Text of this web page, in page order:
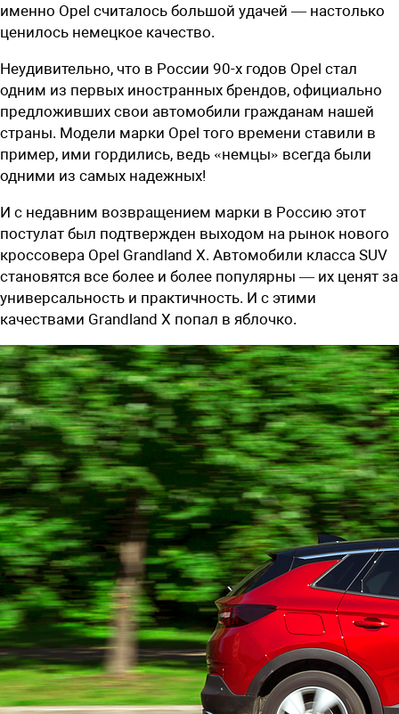
именно Opel считалось большой удачей — настолько
ценилось немецкое качество.
Неудивительно, что в России 90-х годов Opel стал
одним из первых иностранных брендов, официально
предложивших свои автомобили гражданам нашей
страны. Модели марки Opel того времени ставили в
пример, ими гордились, ведь «немцы» всегда были
одними из самых надежных!
И с недавним возвращением марки в Россию этот
постулат был подтвержден выходом на рынок нового
кроссовера Opel Grandland X. Автомобили класса SUV
становятся все более и более популярны — их ценят за
универсальность и практичность. И с этими
качествами Grandland X попал в яблочко.